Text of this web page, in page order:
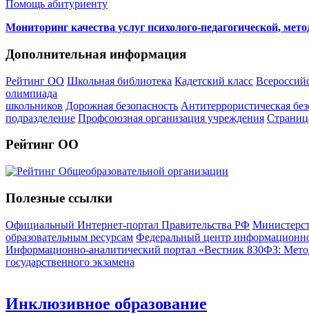
Помощь абитуриенту
Мониторинг качества услуг психолого-педагогической,
Дополнительная информация
Рейтинг ОО Школьная библиотека Кадетский класс
олимпиада
школьников Дорожная безопасность Антитеррористическая
подразделение Профсоюзная организация учреждения
Рейтинг ОО
Полезные ссылки
Официальный Интернет-портал Правительства РФ
образовательным ресурсам Федеральный центр
Информационно-аналитический портал «Вестник 830ФЗ:
государственного экзамена
Инклюзивное образование